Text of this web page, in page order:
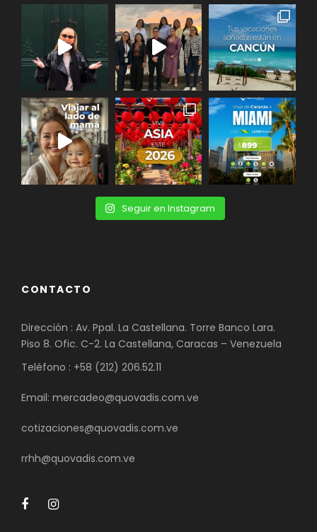
Seguir en Instagram
CONTACTO
Dirección : Av. Ppal. La Castellana. Torre Banco Lara.
Piso 8. Ofic. C-2. La Castellana, Caracas – Venezuela
Teléfono : +58 (212) 206.52.11
Email: mercadeo@quovadis.com.ve
cotizaciones@quovadis.com.ve
rrhh@quovadis.com.ve